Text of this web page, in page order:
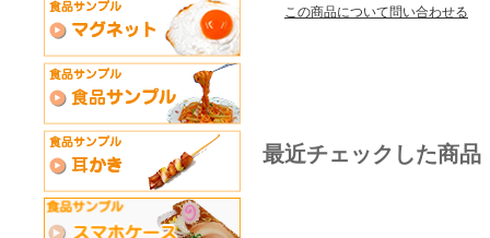
この商品について問い合わせる
最近チェックした商品